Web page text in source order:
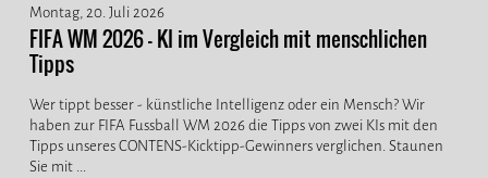
Montag, 20. Juli 2026
FIFA WM 2026 - KI im Vergleich mit menschlichen
Tipps
Wer tippt besser - künstliche Intelligenz oder ein Mensch? Wir
haben zur FIFA Fussball WM 2026 die Tipps von zwei KIs mit den
Tipps unseres CONTENS-Kicktipp-Gewinners verglichen. Staunen
Sie mit ...